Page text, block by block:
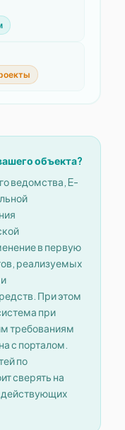
объекта?
ведомства, E-
в первую
реализуемых
При этом
при
требованиям
с порталом.
по
сверять на
действующих